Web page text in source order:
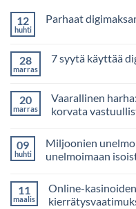
12
huhti
Parhaat
28
marras
7 syytä käyttää
20
marras
Vaarallinen
korvata
09
huhti
Miljoonien
unelmoimaan
11
maalis
Online-